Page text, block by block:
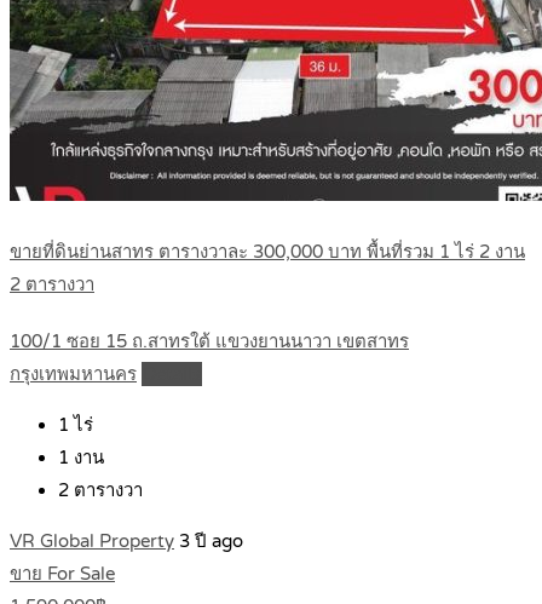
ขายที่ดินย่านสาทร ตารางวาละ 300,000 บาท พื้นที่รวม 1 ไร่ 2 งาน
2 ตารางวา
100/1 ซอย 15 ถ.สาทรใต้ แขวงยานนาวา เขตสาทร
กรุงเทพมหานคร
1 ไร่
1 งาน
2 ตารางวา
VR Global Property 3 ปี ago
ขาย For Sale